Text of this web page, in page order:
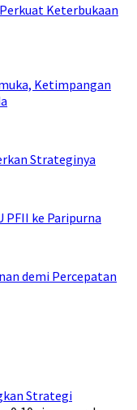
Keterbukaan
Ketimpangan
Strateginya
PFII ke Paripurna
demi Percepatan
Strategi